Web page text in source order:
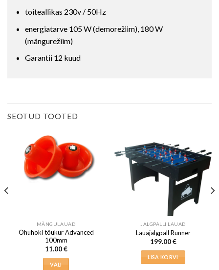
toiteallikas 230v / 50Hz
energiatarve 105 W (demorežiim), 180 W
(mängurežiim)
Garantii 12 kuud
SEOTUD TOOTED
MÄNGULAUAD
Õhuhoki tõukur Advanced
100mm
11.00€
VALI
JALGPALLI LAUAD
Lauajalgpall Runner
199.00€
LISA KORVI